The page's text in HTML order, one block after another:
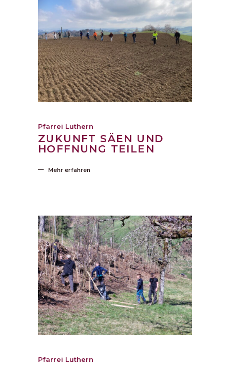
Pfarrei Luthern
ZUKUNFT SÄEN UND
HOFFNUNG TEILEN
Mehr erfahren
Pfarrei Luthern